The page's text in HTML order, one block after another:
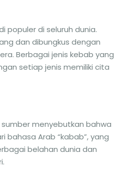
populer di seluruh dunia.
dan dibungkus dengan
Berbagai jenis kebab yang
setiap jenis memiliki cita
menyebutkan bahwa
bahasa Arab “kabab”, yang
belahan dunia dan